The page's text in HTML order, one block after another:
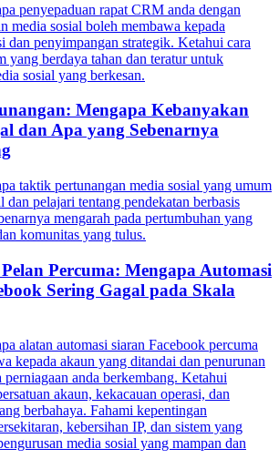
penyepaduan rapat CRM anda dengan
media sosial boleh membawa kepada
dan penyimpangan strategik. Ketahui cara
yang berdaya tahan dan teratur untuk
sosial yang berkesan.
Mengapa Kebanyakan
dan Apa yang Sebenarnya
taktik pertunangan media sosial yang umum
dan pelajari tentang pendekatan berbasis
mengarah pada pertumbuhan yang
komunitas yang tulus.
Percuma: Mengapa Automasi
Sering Gagal pada Skala
alatan automasi siaran Facebook percuma
kepada akaun yang ditandai dan penurunan
perniagaan anda berkembang. Ketahui
akaun, kekacauan operasi, dan
berbahaya. Fahami kepentingan
kebersihan IP, dan sistem yang
media sosial yang mampan dan